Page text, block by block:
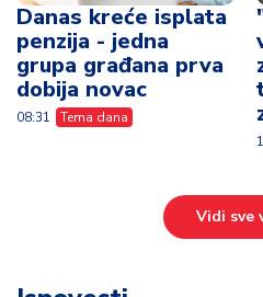
Danas kreće isplata
penzija - jedna
grupa građana prva
dobija novac
08:31 Tema dana
Vidi sve